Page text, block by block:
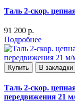
Таль 2-скор.
91 200 р.
Подробнее
Купить В закладки
Таль 2-скор.
передвижения 21